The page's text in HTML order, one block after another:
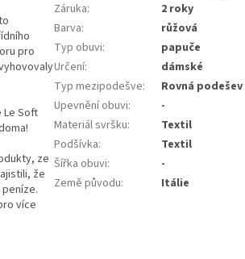
pro
Soft
ze
že
více
Záruka:
2 roky
Barva:
růžová
Typ obuvi:
papuče
Určení:
dámské
Typ mezipodešve:
Rovná podešev
Upevnění obuvi:
-
Materiál svršku:
Textil
Podšívka:
Textil
Šířka obuvi:
-
Země původu: Itálie